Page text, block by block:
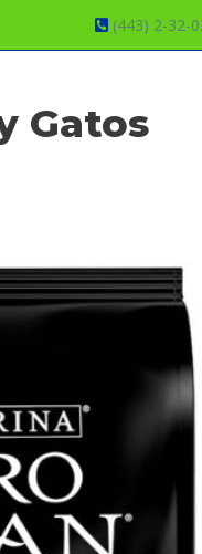
(443) 2-32-
Gatos